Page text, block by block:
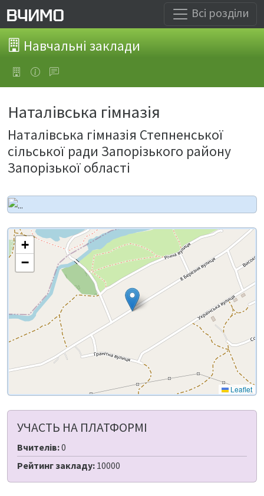
Всі розділи
Навчальні заклади
Наталівська гімназія
Наталівська гімназія Степненської
сільської ради Запорізького району
Запорізької області
+
−
Leaflet
УЧАСТЬ НА ПЛАТФОРМІ
Вчителів:0
Рейтинг закладу: 10000